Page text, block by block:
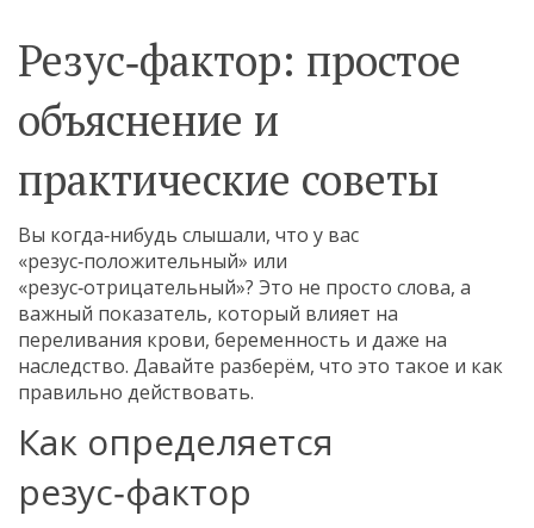
Резус‑фактор: простое
объяснение и
практические советы
Вы когда‑нибудь слышали, что у вас
«резус‑положительный» или
«резус‑отрицательный»? Это не просто слова, а
важный показатель, который влияет на
переливания крови, беременность и даже на
наследство. Давайте разберём, что это такое и как
правильно действовать.
Как определяется
резус‑фактор